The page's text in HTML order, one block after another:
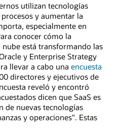
utilizan tecnologías
y aumentar la
especialmente en
conocer cómo la
está transformando las
y Enterprise Strategy
llevar a cabo una encuesta
directores y ejecutivos de
reveló y encontró
dicen que SaaS es
de nuevas tecnologías
y operaciones". Estas